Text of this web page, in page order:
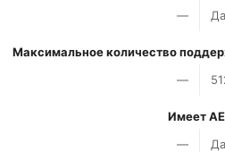
—
Да
Максимальное количество
—
Имеет
—
Да